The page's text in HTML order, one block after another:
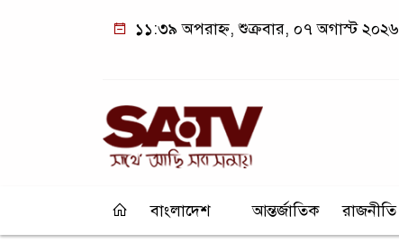
১১:৩৯ অপরাহ্ন, শুক্রবার, ০৭ অগাস্ট ২০২৬
বাংলাদেশ আন্তর্জাতিক রাজনীতি